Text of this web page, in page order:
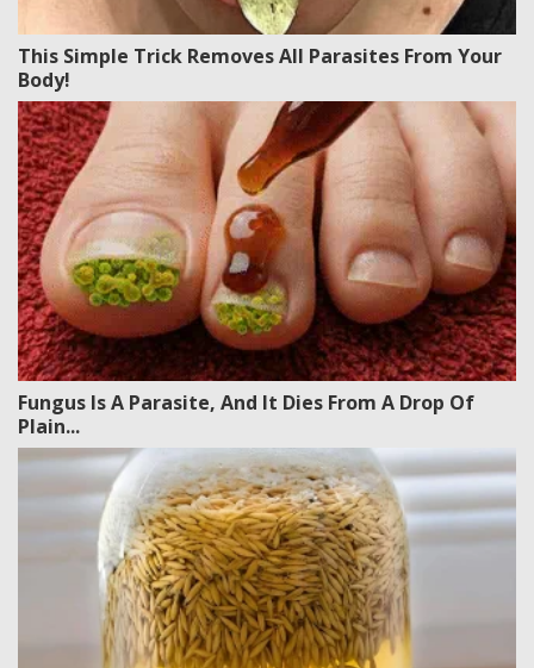
This Simple Trick Removes All Parasites From Your
Body!
Fungus Is A Parasite, And It Dies From A Drop Of
Plain...